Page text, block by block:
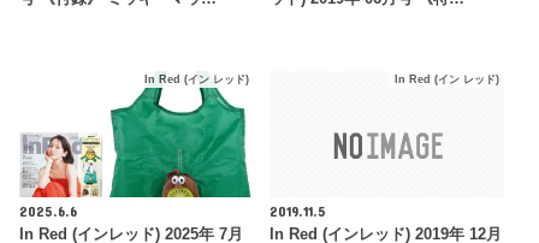
In Red (イン レッド)
2025.6.6
In Red (インレッド) 2025年 7月
In Red (イン レッド)
2019.11.5
In Red (インレッド) 2019年 12月